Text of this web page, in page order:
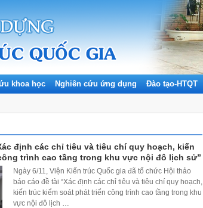
khoa học Nghiên cứu ứng dụng Đào tạo-HTQT
định các chỉ tiêu và tiêu chí quy hoạch, kiến
trình cao tầng trong khu vực nội đô lịch sử”
Ngày 6/11, Viện Kiến trúc Quốc gia đã tổ chức Hội thảo
báo cáo đề tài “Xác định các chỉ tiêu và tiêu chí quy hoạch,
kiến trúc kiểm soát phát triển công trình cao tầng trong khu
vực nội đô lịch …